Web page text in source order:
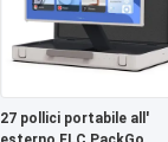
27 pollici portabile all'